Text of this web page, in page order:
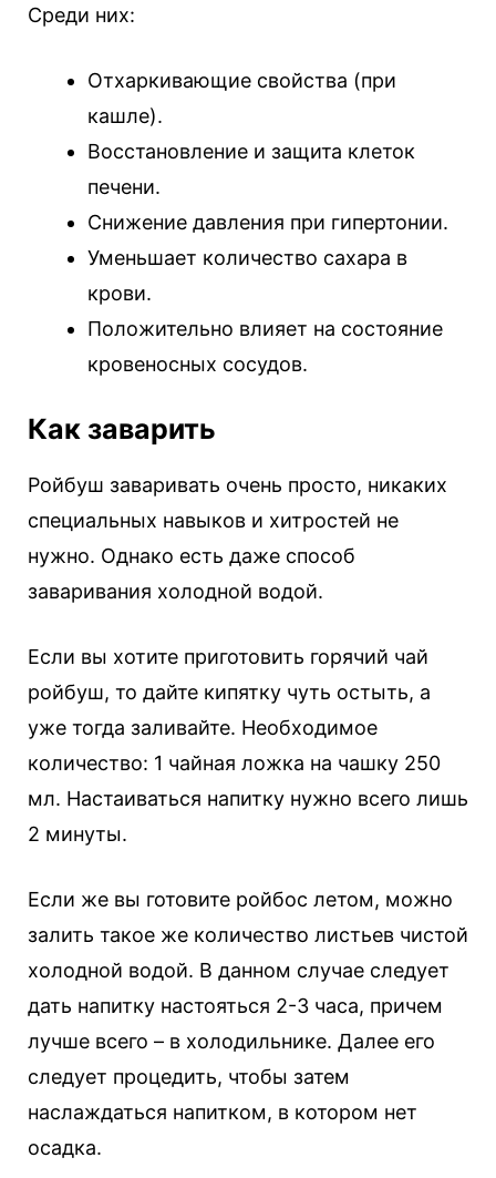
Среди них:
Отхаркивающие свойства (при
кашле).
Восстановление и защита клеток
печени.
Снижение давления при гипертонии.
Уменьшает количество сахара в
крови.
Положительно влияет на состояние
кровеносных сосудов.
Как заварить
Ройбуш заваривать очень просто, никаких
специальных навыков и хитростей не
нужно. Однако есть даже способ
заваривания холодной водой.
Если вы хотите приготовить горячий чай
ройбуш, то дайте кипятку чуть остыть, а
уже тогда заливайте. Необходимое
количество: 1 чайная ложка на чашку 250
мл. Настаиваться напитку нужно всего лишь
2 минуты.
Если же вы готовите ройбос летом, можно
залить такое же количество листьев чистой
холодной водой. В данном случае следует
дать напитку настояться 2-3 часа, причем
лучше всего – в холодильнике. Далее его
следует процедить, чтобы затем
наслаждаться напитком, в котором нет
осадка.